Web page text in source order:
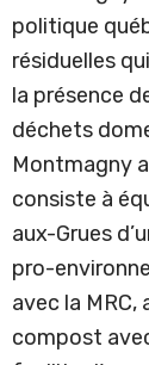
politique
résiduelles
la présence
déchets
Montmagny
consiste à
aux-Grues
pro-
avec la MRC,
compost